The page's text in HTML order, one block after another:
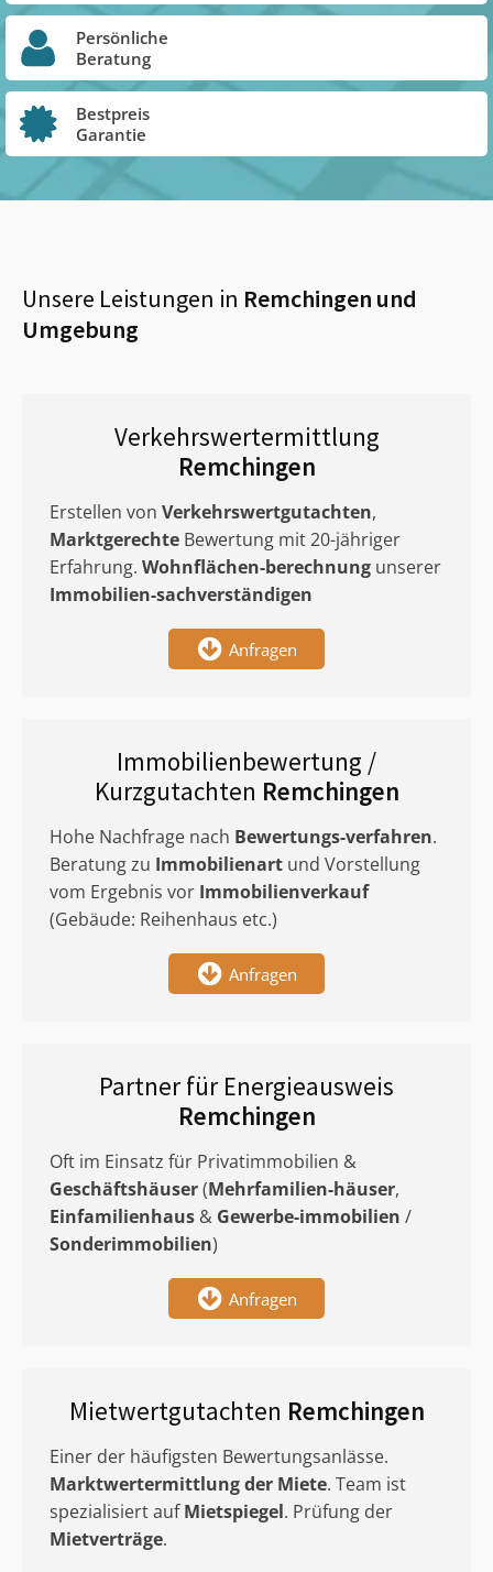
Persönliche
Beratung
Bestpreis
Garantie
Unsere Leistungen in Remchingen und
Umgebung
Verkehrswertermittlung
Remchingen
Erstellen von Verkehrswertgutachten,
Marktgerechte Bewertung mit 20-jähriger
Erfahrung. Wohnflächen-berechnung unserer
Immobilien-sachverständigen
Anfragen
Immobilienbewertung /
Kurzgutachten Remchingen
Hohe Nachfrage nach Bewertungs-verfahren.
Beratung zu Immobilienart und Vorstellung
vom Ergebnis vor Immobilienverkauf
(Gebäude: Reihenhaus etc.)
Anfragen
Partner für Energieausweis
Remchingen
Oft im Einsatz für Privatimmobilien &
Geschäftshäuser(Mehrfamilien-häuser,
Einfamilienhaus & Gewerbe-immobilien /
Sonderimmobilien)
Anfragen
Mietwertgutachten Remchingen
Einer der häufigsten Bewertungsanlässe.
Marktwertermittlungder Miete. Team ist
spezialisiert aufMietspiegel. Prüfung der
Mietverträge.